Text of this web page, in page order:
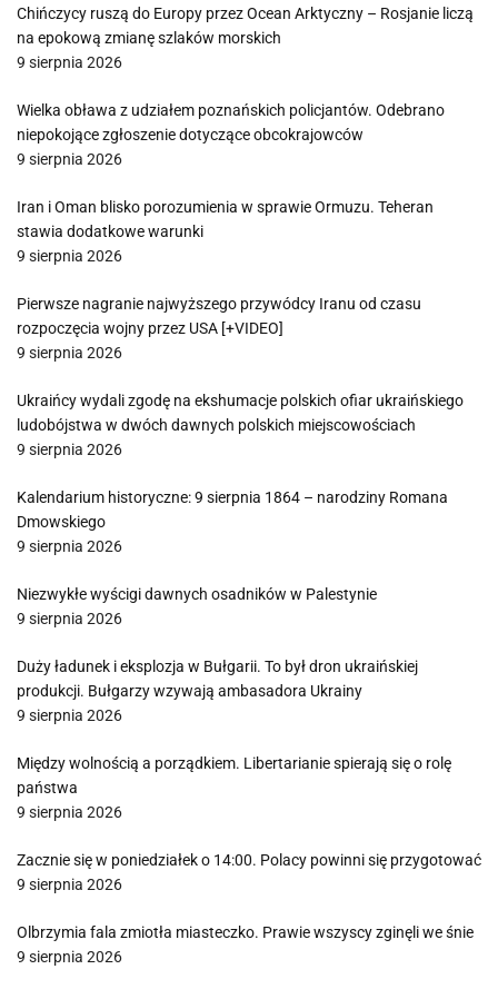
Chińczycy ruszą do Europy przez Ocean Arktyczny – Rosjanie liczą
na epokową zmianę szlaków morskich
9 sierpnia 2026
Wielka obława z udziałem poznańskich policjantów. Odebrano
niepokojące zgłoszenie dotyczące obcokrajowców
9 sierpnia 2026
Iran i Oman blisko porozumienia w sprawie Ormuzu. Teheran
stawia dodatkowe warunki
9 sierpnia 2026
Pierwsze nagranie najwyższego przywódcy Iranu od czasu
rozpoczęcia wojny przez USA [+VIDEO]
9 sierpnia 2026
Ukraińcy wydali zgodę na ekshumacje polskich ofiar ukraińskiego
ludobójstwa w dwóch dawnych polskich miejscowościach
9 sierpnia 2026
Kalendarium historyczne: 9 sierpnia 1864 – narodziny Romana
Dmowskiego
9 sierpnia 2026
Niezwykłe wyścigi dawnych osadników w Palestynie
9 sierpnia 2026
Duży ładunek i eksplozja w Bułgarii. To był dron ukraińskiej
produkcji. Bułgarzy wzywają ambasadora Ukrainy
9 sierpnia 2026
Między wolnością a porządkiem. Libertarianie spierają się o rolę
państwa
9 sierpnia 2026
Zacznie się w poniedziałek o 14:00. Polacy powinni się przygotować
9 sierpnia 2026
Olbrzymia fala zmiotła miasteczko. Prawie wszyscy zginęli we śnie
9 sierpnia 2026